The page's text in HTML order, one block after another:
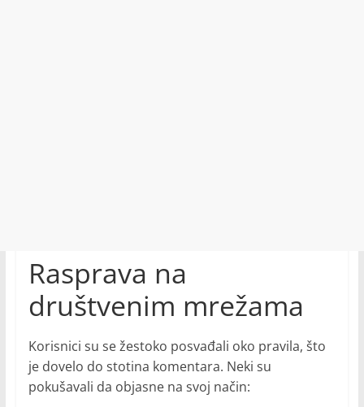
Rasprava na
društvenim mrežama
Korisnici su se žestoko posvađali oko pravila, što
je dovelo do stotina komentara. Neki su
pokušavali da objasne na svoj način: